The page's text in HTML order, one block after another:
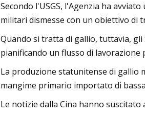
Secondo l'USGS, l'Agenzia ha
militari dismesse con un obiettivo di
Quando si tratta di gallio, tuttavia,
pianificando un flusso di
La produzione statunitense di gallio
mangime primario importato di
Le notizie dalla Cina hanno